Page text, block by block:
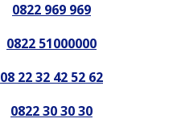
0822 969 969
0822 51000000
08 22 32 42 52 62
0822 30 30 30